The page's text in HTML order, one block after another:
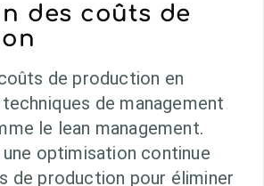
des coûts de
de production en
de management
le lean management.
optimisation continue
de production pour éliminer